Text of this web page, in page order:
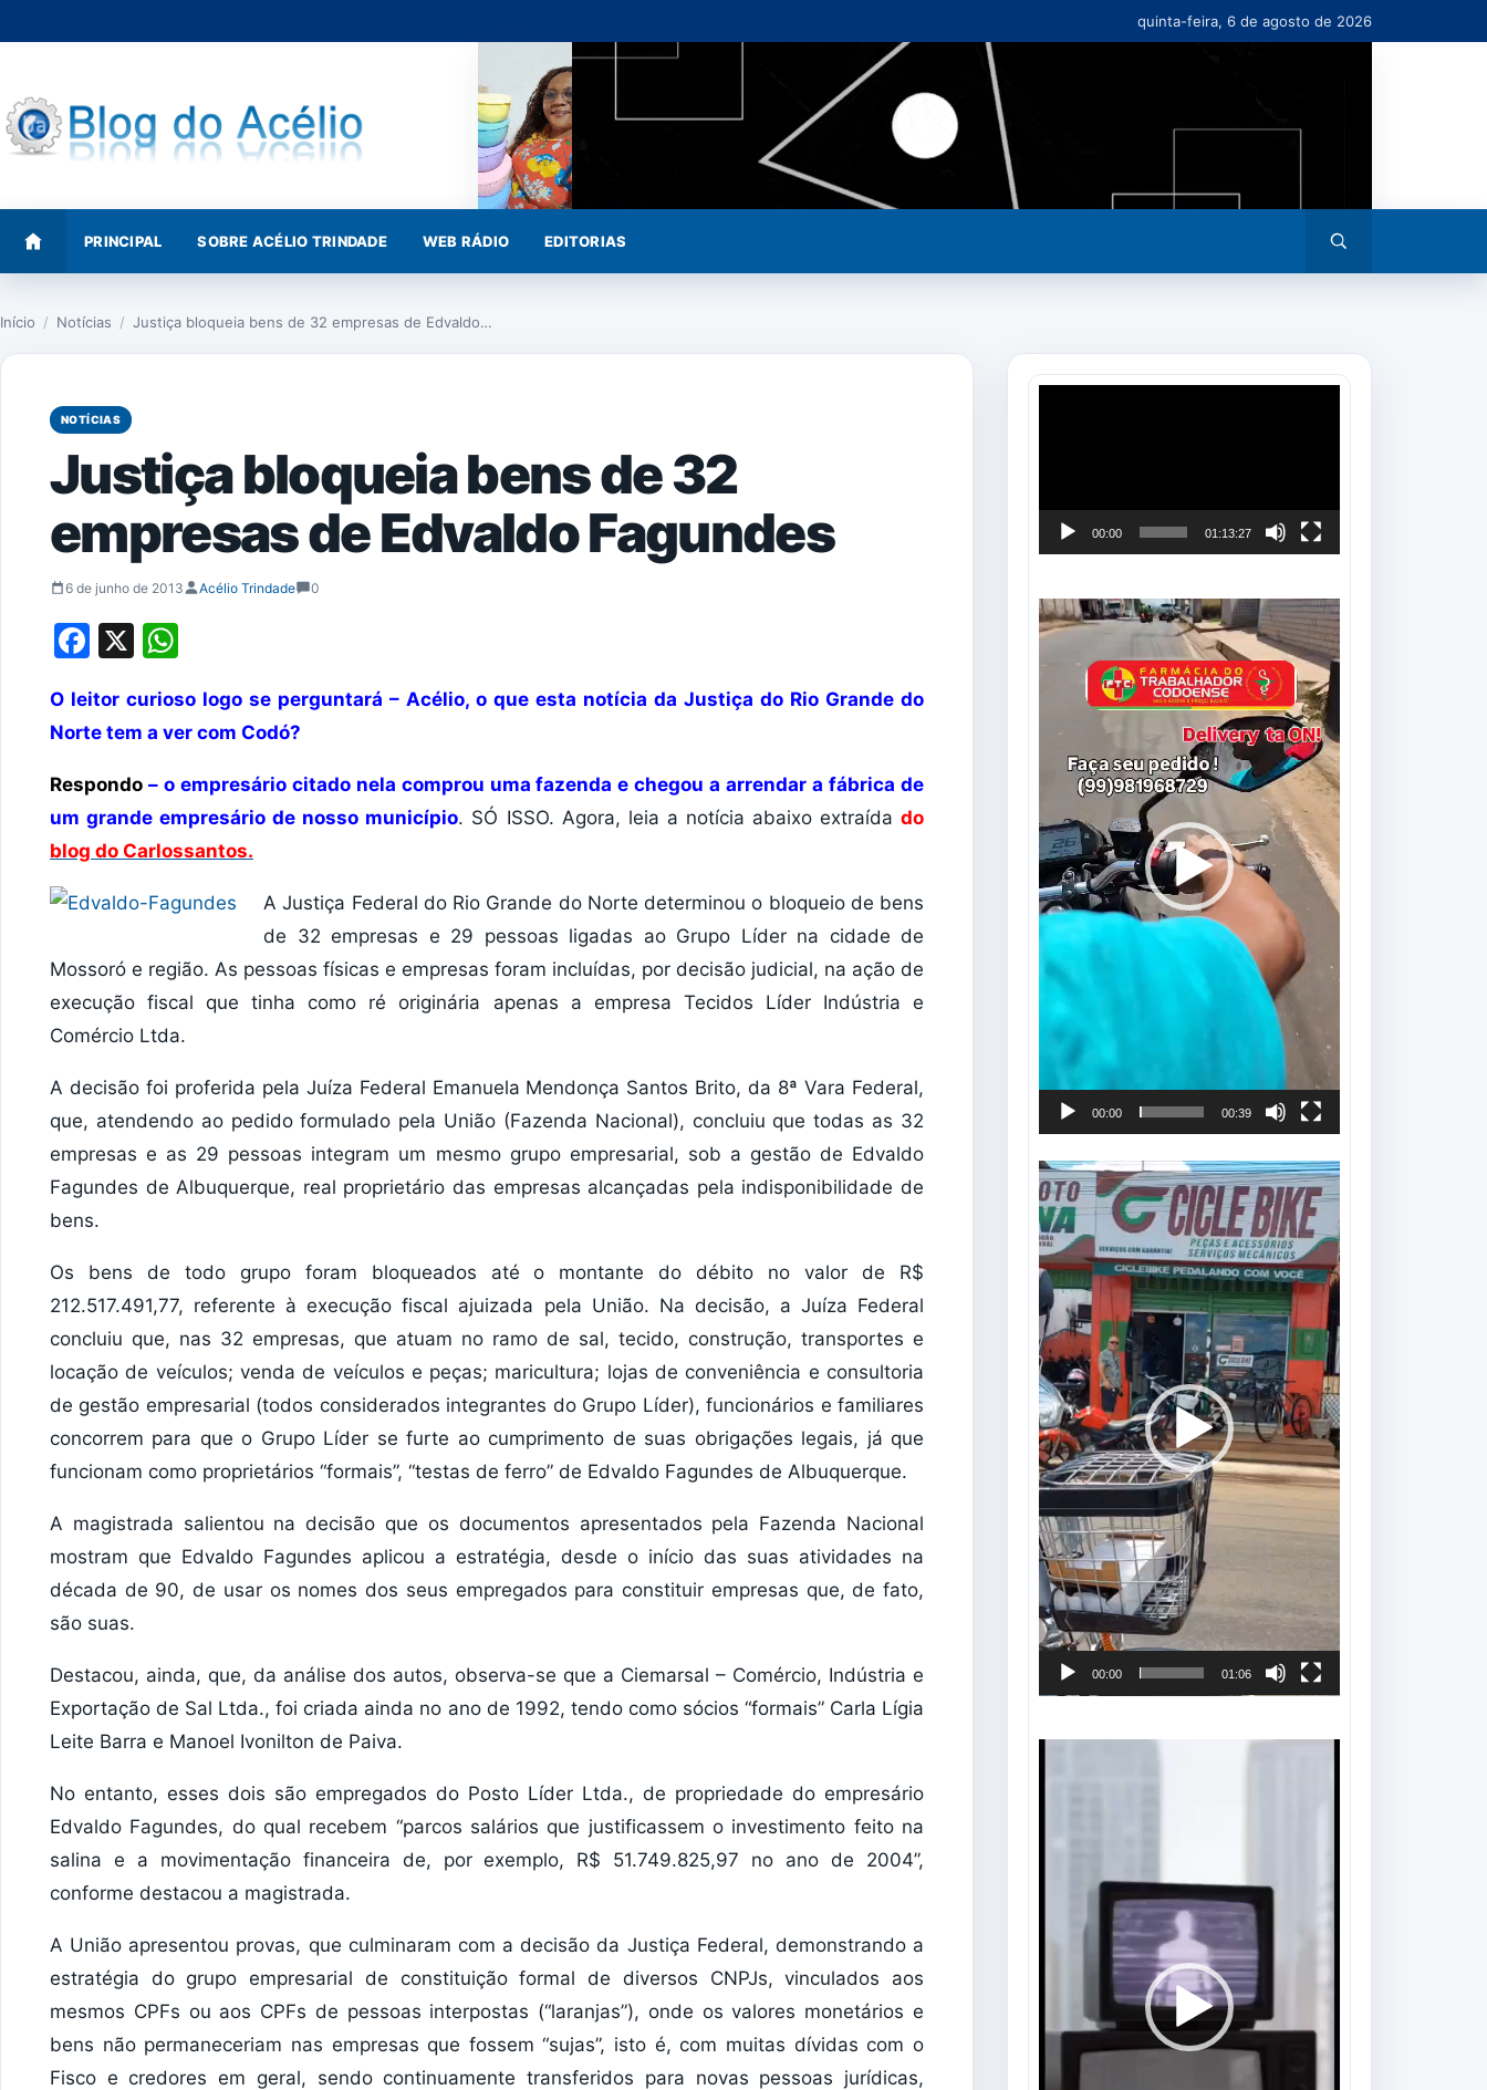
para
conteúdo
quinta-feira, 6 de agosto de 2026
PRINCIPAL SOBRE ACÉLIO TRINDADE WEB RÁDIO EDITORIAS
busca
Início / Notícias / Justiça bloqueia bens de 32 empresas de Edvaldo…
NOTÍCIAS
Justiça bloqueia bens de 32
empresas de Edvaldo Fagundes
6 de junho de 2013 Acélio Trindade 0
Facebook
X
O leitor curioso logo se perguntará – Acélio, o que esta notícia da Justiça do Rio Grande do
Norte tem a ver com Codó?
Respondo – o empresário citado nela comprou uma fazenda e chegou a arrendar a fábrica de
um grande empresário de nosso município. SÓ ISSO. Agora, leia a notícia abaixo extraídado
blog do Carlossantos.
A Justiça Federal do Rio Grande do Norte determinou o bloqueio de bens
de 32 empresas e 29 pessoas ligadas ao Grupo Líder na cidade de
Mossoró e região. As pessoas físicas e empresas foram incluídas, por decisão judicial, na ação de
execução fiscal que tinha como ré originária apenas a empresa Tecidos Líder Indústria e
Comércio Ltda.
A decisão foi proferida pela Juíza Federal Emanuela Mendonça Santos Brito, da 8ª Vara Federal,
que, atendendo ao pedido formulado pela União (Fazenda Nacional), concluiu que todas as 32
empresas e as 29 pessoas integram um mesmo grupo empresarial, sob a gestão de Edvaldo
Fagundes de Albuquerque, real proprietário das empresas alcançadas pela indisponibilidade de
bens.
Os bens de todo grupo foram bloqueados até o montante do débito no valor de R$
212.517.491,77, referente à execução fiscal ajuizada pela União. Na decisão, a Juíza Federal
concluiu que, nas 32 empresas, que atuam no ramo de sal, tecido, construção, transportes e
locação de veículos; venda de veículos e peças; maricultura; lojas de conveniência e consultoria
de gestão empresarial (todos considerados integrantes do Grupo Líder), funcionários e familiares
concorrem para que o Grupo Líder se furte ao cumprimento de suas obrigações legais, já que
funcionam como proprietários “formais”, “testas de ferro” de Edvaldo Fagundes de Albuquerque.
A magistrada salientou na decisão que os documentos apresentados pela Fazenda Nacional
mostram que Edvaldo Fagundes aplicou a estratégia, desde o início das suas atividades na
década de 90, de usar os nomes dos seus empregados para constituir empresas que, de fato,
são suas.
Destacou, ainda, que, da análise dos autos, observa-se que a Ciemarsal – Comércio, Indústria e
Exportação de Sal Ltda., foi criada ainda no ano de 1992, tendo como sócios “formais” Carla Lígia
Leite Barra e Manoel Ivonilton de Paiva.
No entanto, esses dois são empregados do Posto Líder Ltda., de propriedade do empresário
Edvaldo Fagundes, do qual recebem “parcos salários que justificassem o investimento feito na
salina e a movimentação financeira de, por exemplo, R$ 51.749.825,97 no ano de 2004”,
conforme destacou a magistrada.
A União apresentou provas, que culminaram com a decisão da Justiça Federal, demonstrando a
estratégia do grupo empresarial de constituição formal de diversos CNPJs, vinculados aos
mesmos CPFs ou aos CPFs de pessoas interpostas (“laranjas”), onde os valores monetários e
bens não permaneceriam nas empresas que fossem “sujas”, isto é, com muitas dívidas com o
Fisco e credores em geral, sendo continuamente transferidos para novas pessoas jurídicas,
00:00 01:13:27
Tocador
de
vídeo
00:00 00:39
Tocador
de
vídeo
00:00 01:06